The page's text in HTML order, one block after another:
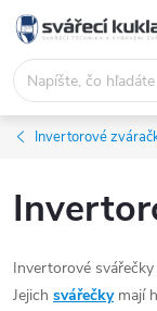
Prejsť na obsah
Invertorové
Invertorové
Jejich svářečkymají